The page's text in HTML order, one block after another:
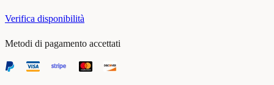
Verifica disponibilità
Metodi di pagamento accettati